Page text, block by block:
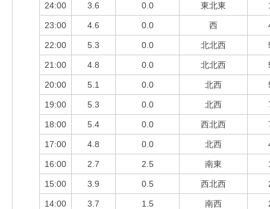
24:00 3.6 0.0 東北東
23:00 4.6 0.0 西
22:00 5.3 0.0 北北西
21:00 4.8 0.0 北北西
20:00 5.1 0.0 北西
19:00 5.3 0.0 北西
18:00 5.4 0.0 西北西
17:00 4.8 0.0 北西
16:00 2.7 2.5 南東
15:00 3.9 0.5 西北西
14:00 3.7 1.5 南西